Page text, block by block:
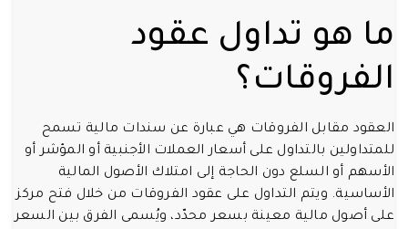
ما هو تداول عقود
الفروقات؟
العقود مقابل الفروقات هي عبارة عن سندات مالية تسمح
للمتداولين بالتداول على أسعار العملات الأجنبية أو المؤشر أو
الأسهم أو السلع دون الحاجة إلى امتلاك الأصول المالية
الأساسية. ويتم التداول على عقود الفروقات من خلال فتح مركز
على أصول مالية معينة بسعر محدّد، ويُسمى الفرق بين السعر